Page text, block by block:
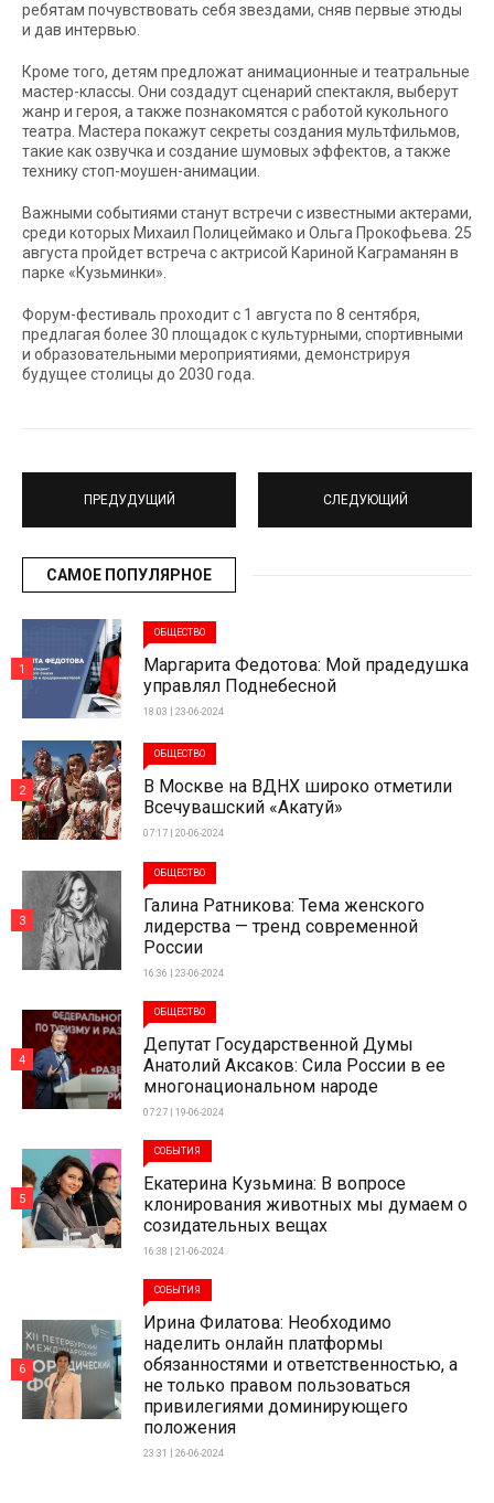
ребятам почувствовать себя звездами, сняв первые этюды
и дав интервью.
Кроме того, детям предложат анимационные и театральные
мастер-классы. Они создадут сценарий спектакля, выберут
жанр и героя, а также познакомятся с работой кукольного
театра. Мастера покажут секреты создания мультфильмов,
такие как озвучка и создание шумовых эффектов, а также
технику стоп-моушен-анимации.
Важными событиями станут встречи с известными актерами,
среди которых Михаил Полицеймако и Ольга Прокофьева. 25
августа пройдет встреча с актрисой Кариной Каграманян в
парке «Кузьминки».
Форум-фестиваль проходит с 1 августа по 8 сентября,
предлагая более 30 площадок с культурными, спортивными
и образовательными мероприятиями, демонстрируя
будущее столицы до 2030 года.
ПРЕДУДУЩИЙ СЛЕДУЮЩИЙ
САМОЕ ПОПУЛЯРНОЕ
ОБЩЕСТВО
Маргарита Федотова: Мой прадедушка
управлял Поднебесной
18:03 | 23-06-2024
1
ОБЩЕСТВО
В Москве на ВДНХ широко отметили
Всечувашский «Акатуй»
07:17 | 20-06-2024
2
ОБЩЕСТВО
Галина Ратникова: Тема женского
лидерства — тренд современной
России
16:36 | 23-06-2024
3
ОБЩЕСТВО
Депутат Государственной Думы
Анатолий Аксаков: Сила России в ее
многонациональном народе
07:27 | 19-06-2024
4
СОБЫТИЯ
Екатерина Кузьмина: В вопросе
клонирования животных мы думаем о
созидательных вещах
16:38 | 21-06-2024
5
СОБЫТИЯ
Ирина Филатова: Необходимо
наделить онлайн платформы
обязанностями и ответственностью, а
не только правом пользоваться
привилегиями доминирующего
положения
23:31 | 26-06-2024
6